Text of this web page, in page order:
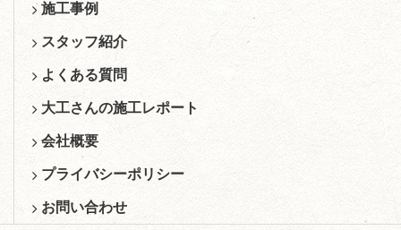
施工事例
スタッフ紹介
よくある質問
大工さんの施工レポート
会社概要
プライバシーポリシー
お問い合わせ